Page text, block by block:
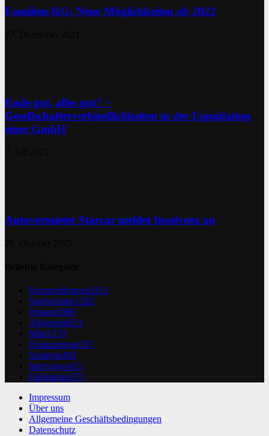
Familien-KG: Neue Möglichkeiten ab 2022
Ende gut, alles gut? −
Gesellschafterverbindlichkeiten in der Liquidation
einer GmbH
Autovermieter Starcar meldet Insolvenz an
Kurzmeldungen2112
Nachrichten1582
Wissen1089
Allgemein821
M&A570
Finanzierung535
Strategie493
Interviews415
Fallstudien371
Impressum
Über uns
Allgemeine Geschäftsbedingungen
Datenschutz